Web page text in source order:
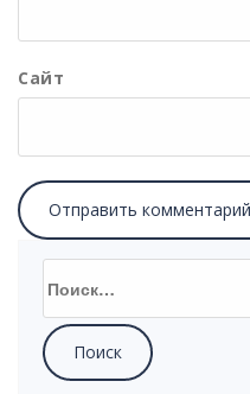
Сайт